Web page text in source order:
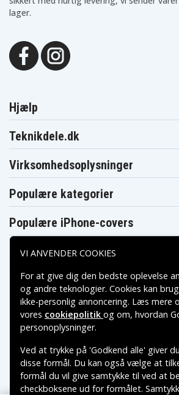
lager.
Hjælp
Teknikdele.dk
Virksomhedsoplysninger
Populære kategorier
Populære iPhone-covers
Populære Samsung-covers
Betalingsmuligheder
Leveringsmuligheder
VI ANVENDER COOKIES
For at give dig den bedste oplevelse
og andre teknologier. Cookies kan
ikke-personlig annoncering. Læs mere
vores cookiepolitik og om, hvordan
personoplysninger.
Ved at trykke på 'Godkend alle' giver
disse formål. Du kan også vælge at
formål du vil give samtykke til ved at
checkboksene ud for formålet.